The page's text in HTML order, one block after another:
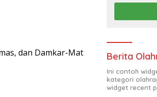
dan Damkar-Mat
Berita
Ini contoh
kategori
widget recent